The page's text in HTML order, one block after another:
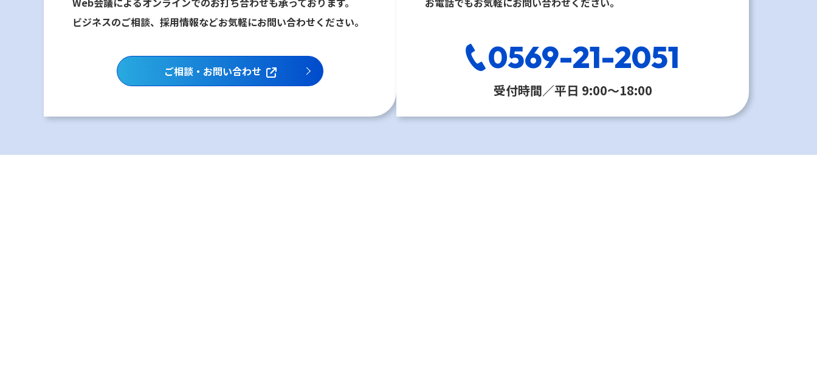
ビジネスのご相談、採用情報などお気軽にお問い合わせください。
ご相談・お問い合わせ 0569-21-2051
受付時間／平日 9:00〜18:00